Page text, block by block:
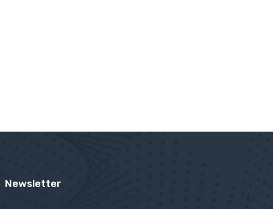
Newsletter